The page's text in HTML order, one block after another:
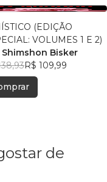
(EDIÇÃO
VOLUMES 1 E 2)
Shimshon Bisker
R$ 109,99
de